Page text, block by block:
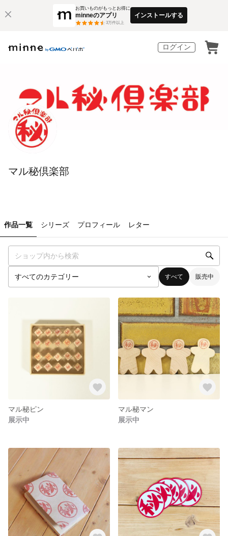
お買いものがもっとお得に
minneのアプリ
3万件以上
インストールする
ログイン
マル秘倶楽部
作品一覧 シリーズ プロフィール レター
すべて 販売中
マル秘ピン
展示中
マル秘マン
展示中